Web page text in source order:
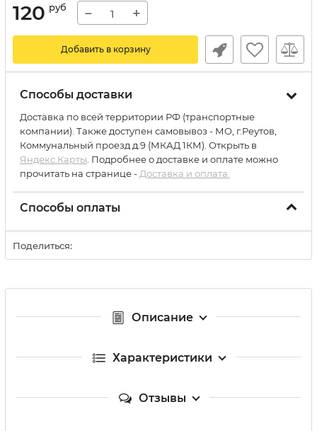
120 руб − +
Добавить в корзину
Способы доставки
Доставка по всей территории РФ (транспортные
компании). Также доступен самовывоз - МО, г.Реутов,
Коммунальный проезд д.9 (МКАД 1КМ). Открыть в
Яндекс.Карты . Подробнее о доставке и оплате можно
прочитать на странице - Доставка и оплата.
Способы оплаты
Поделиться:
Описание
Характеристики
Отзывы